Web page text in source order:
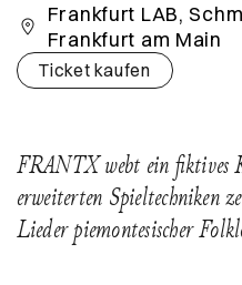
Frankfurt LAB,
Frankfurt am Main
Ticket kaufen
FRANTX webt ein ﬁktives
erweiterten Spieltechniken
Lieder piemontesischer